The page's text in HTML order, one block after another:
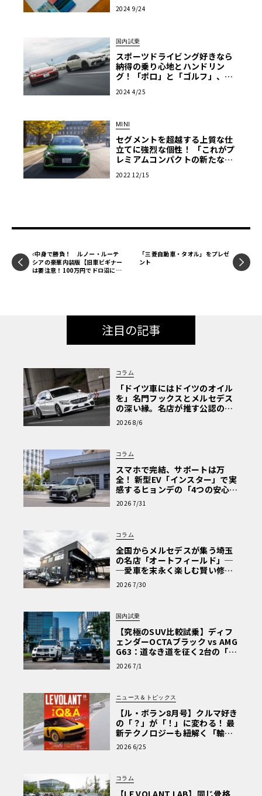
2024 9/24
国内試乗
スポーツドライビング好きなら
納得の乗り心地とハンドリン
グ！「ポロ」と「ゴルフ」、ふ
2024 4/25
MINI
セグメントを超越する上質な仕
立てに強烈な個性！ 「これがプ
レミアムコンパクトの新たなる
ニJCWクラブマン編【高級車の
2022 12/15
中身で勝負！ ルノー・ルーテ
シアの豪華内装版【旧車ビギナー
は要注意！100万円でドロ沼に陥
「三菱自動車・タオル」をプレゼ
ント
注目の記事
コラム
「ドイツ車にはドイツのオイル
を」名門フックスとメルセデス
の深い縁。名店が推す公認の安
心と、Cクラスで味わうシルキー
な走り〈PR〉
2026 8/6
コラム
スマホで完結、サポートは万
全！ 新型EV「インスター」で実
感するヒョンデの「4つの安心」
【第1回・ヒョンデ6つの疑問：
Why? Hyundai?】〈PR〉
2026 7/31
コラム
全国からメルセデスが集う埼玉
の名店「オートフィールド」─
─愛車を末永く楽しむ賢い修理
術と、プロがフックス製オイル
を選ぶ理由〈PR〉
2026 7/30
国内試乗
【究極のSUV比較試乗】ディフ
ェンダーOCTAブラック vs AMG
G63：道なき道を征く2台の「対
極的アプローチ」
2026 7/1
ニュース＆トピックス
【ル・ボラン8月号】クルマ好き
の「？」が「！」に変わる！ 最
新テクノロジーも紐解く「輸入
車Q&A」
2026 6/25
コラム